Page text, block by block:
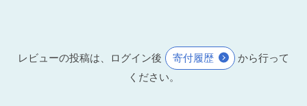
レビューの投稿は、ログイン後 寄付履歴
から行って
ください。